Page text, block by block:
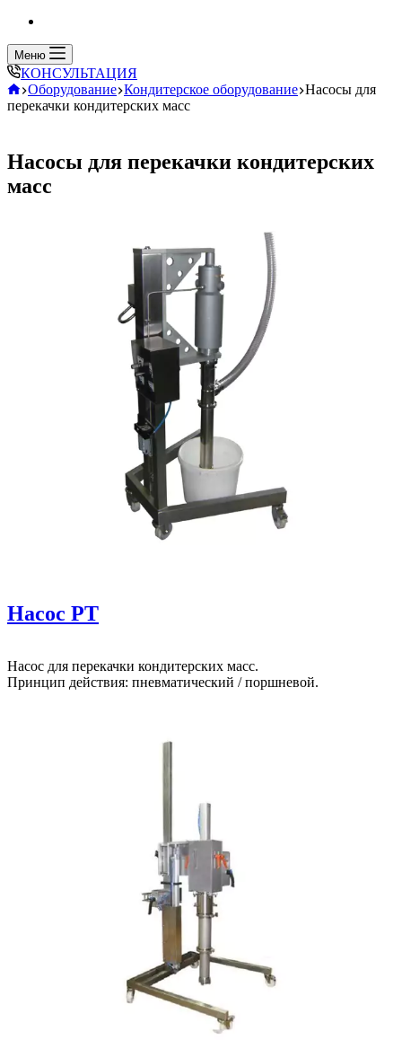
Меню
КОНСУЛЬТАЦИЯ
Главная
Оборудование Кондитерское оборудование Насосы для
перекачки кондитерских масс
Насосы для перекачки кондитерских
масс
Насос PT
Насос для перекачки кондитерских масс.
Принцип действия: пневматический / поршневой.